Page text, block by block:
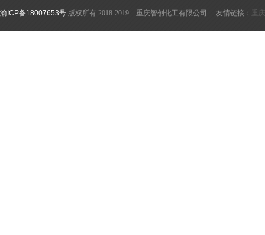
渝ICP备18007653号 版权所有 2018-2019 重庆智创化工有限公司 友情链接： 重